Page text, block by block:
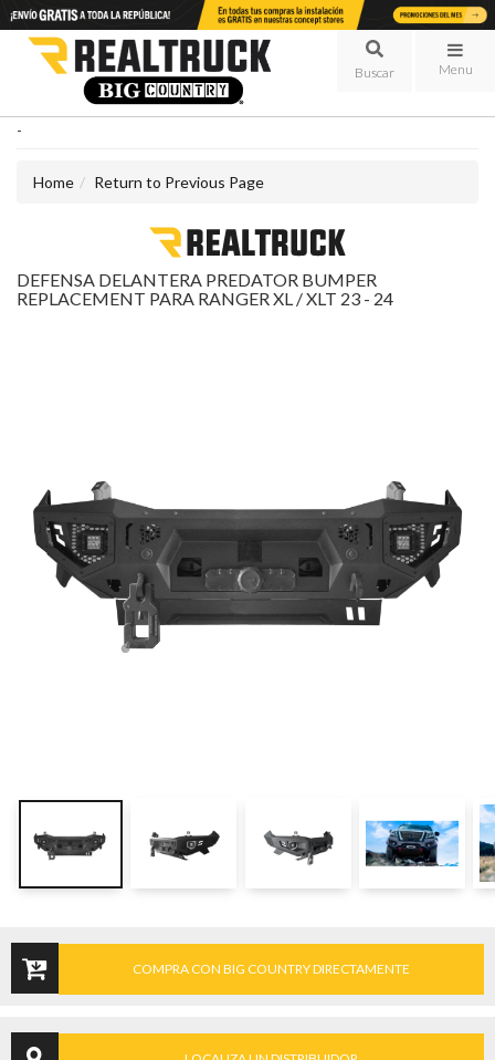
Menu
-
Home Return to Previous Page
DEFENSA DELANTERA PREDATOR BUMPER
REPLACEMENT PARA RANGER XL / XLT 23 - 24
COMPRA CON BIG COUNTRY DIRECTAMENTE